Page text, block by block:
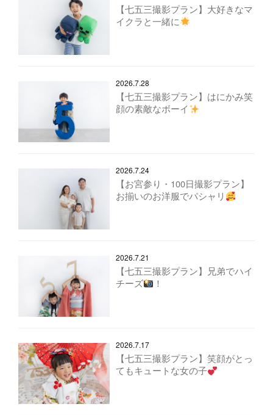
【七五三撮影プラン】大好きなマ
イクラと一緒に
2026.7.28
【七五三撮影プラン】はにかみ笑
顔の素敵なボーイ
2026.7.24
【お宮参り・100日撮影プラン】
お揃いのお洋服でパシャリ
2026.7.21
【七五三撮影プラン】兄弟でハイ
チーズ
！
2026.7.17
【七五三撮影プラン】笑顔がとっ
てもキュートな女の子